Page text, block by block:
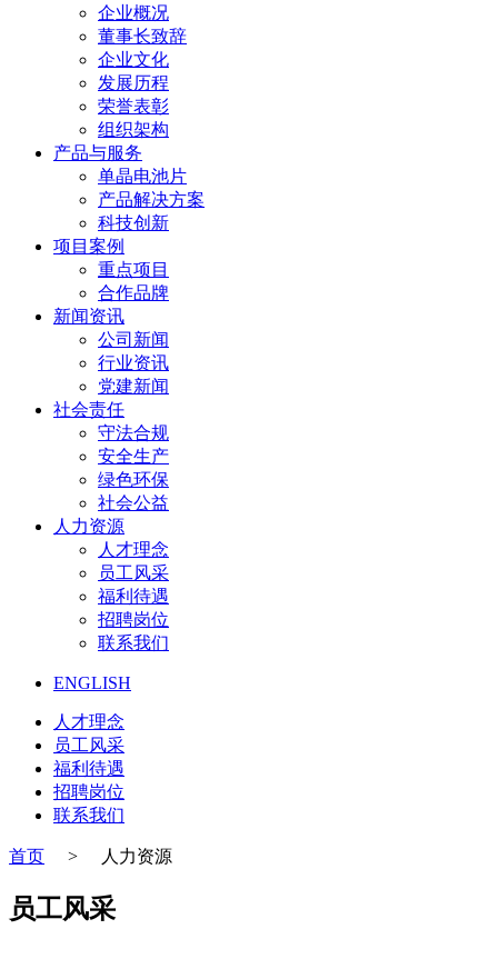
企业概况
董事长致辞
企业文化
发展历程
荣誉表彰
组织架构
产品与服务
单晶电池片
产品解决方案
科技创新
项目案例
重点项目
合作品牌
新闻资讯
公司新闻
行业资讯
党建新闻
社会责任
守法合规
安全生产
绿色环保
社会公益
人力资源
人才理念
员工风采
福利待遇
招聘岗位
联系我们
ENGLISH
人才理念
员工风采
福利待遇
招聘岗位
联系我们
首页 > 人力资源
员工风采